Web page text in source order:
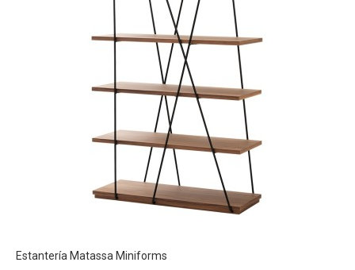
Estantería Matassa Miniforms